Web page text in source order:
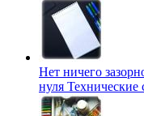
Нет ничего
нуля Технические